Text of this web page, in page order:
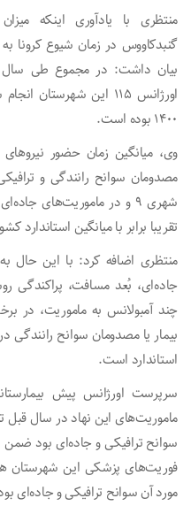
۱۴۰۰ بوده است.
وی، میانگین زمان حضور نیروهای
تقریبا برابر با میانگین
منتظری اضافه کرد: با این حال
جاده‌ای، بُعد مسافت، پراکندگی
چند آمبولانس به ماموریت، در
استاندارد است.
سرپرست اورژانس پیش
سوانح ترافیکی و جاده‌ای بود ضمن
مورد آن سوانح ترافیکی و جاده‌ای